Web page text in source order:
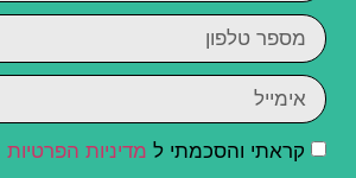
קראתי והסכמתי ל מדיניות הפרטיות